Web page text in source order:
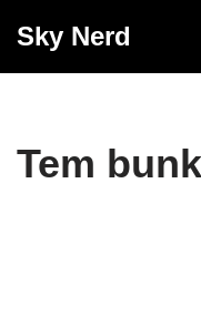
Sky Nerd
Tem